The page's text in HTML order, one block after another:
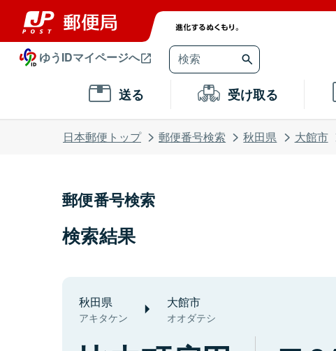
ゆうIDマイページへ
送る 受け取る
日本郵便トップ 郵便番号検索 秋田県 大館市
郵便番号検索
検索結果
秋田県
アキタケン
大館市
オオダテシ